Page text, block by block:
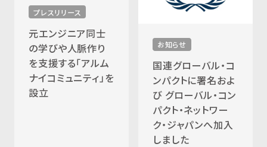
プレスリリース
元エンジニア同士
の学びや人脈作り
を支援する「アルム
ナイコミュニティ」を
設立
お知らせ
国連グローバル・コ
ンパクトに署名およ
び グローバル・コン
パクト・ネットワー
ク・ジャパンへ加入
しました